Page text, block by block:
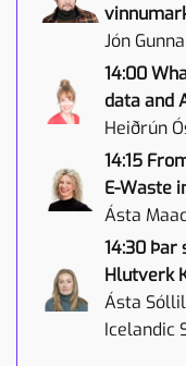
Jón
14:00
data and
Heiðrún
14:15
E-Waste
Ásta
14:30
Hlutverk
Ásta
Icelandic